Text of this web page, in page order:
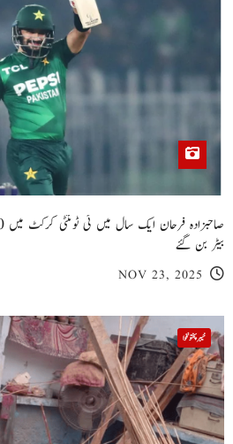
بیٹر بن گئے
NOV 23, 2025
خیبر پختونخوا